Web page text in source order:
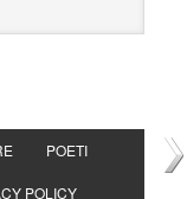
POETI
POLICY